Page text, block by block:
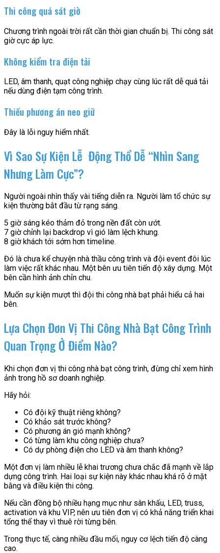
Thi công quá sát giờ
Chương trình ngoài trời rất cần thời gian chuẩn bị. Thi công sát
giờ cực áp lực.
Không kiểm tra điện tải
LED, âm thanh, quạt công nghiệp chạy cùng lúc rất dễ quá tải
nếu dùng điện tạm công trình.
Thiếu phương án neo giữ
Đây là lỗi nguy hiểm nhất.
Vì Sao Sự Kiện Lễ Động Thổ Dễ “Nhìn Sang
Nhưng Làm Cực”?
Người ngoài nhìn thấy vài tiếng diễn ra. Người làm tổ chức sự
kiện thường bắt đầu từ rạng sáng.
5 giờ sáng kéo thảm đỏ trong nền đất còn ướt.
7 giờ chỉnh lại backdrop vì gió làm lệch khung.
8 giờ khách tới sớm hơn timeline.
Đó là chưa kể chuyện nhà thầu công trình và đội event đôi lúc
làm việc rất khác nhau. Một bên ưu tiên tiến độ xây dựng. Một
bên cần hình ảnh chỉn chu.
Muốn sự kiện mượt thì đội thi công nhà bạt phải hiểu cả hai
bên.
Lựa Chọn Đơn Vị Thi Công Nhà Bạt Công Trình
Quan Trọng Ở Điểm Nào?
Khi chọn đơn vị thi công nhà bạt công trình, đừng chỉ xem hình
ảnh trong hồ sơ doanh nghiệp.
Hãy hỏi:
Có đội kỹ thuật riêng không?
Có khảo sát trước không?
Có phương án gió mạnh không?
Có từng làm khu công nghiệp chưa?
Có dự phòng điện cho LED và âm thanh không?
Một đơn vị làm nhiều lễ khai trương chưa chắc đã mạnh về lắp
dựng công trình. Hai loại sự kiện này khác nhau khá rõ ở mặt
bằng và điều kiện thi công.
Nếu cần đồng bộ nhiều hạng mục như sân khấu, LED, truss,
activation và khu VIP, nên ưu tiên đơn vị có khả năng triển khai
tổng thể thay vì thuê rời từng bên.
Trong thực tế, càng nhiều đầu mối, nguy cơ lệch tiến độ càng
cao.